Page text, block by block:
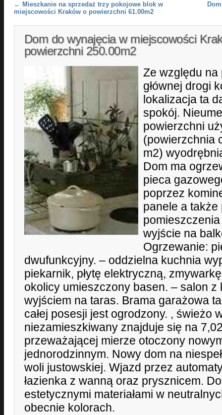
Post navigation
← Mieszkanie na sprzedaż trzy pokojowe blok w
miejscowości Kraków o powierzchni 61.00m2
Dom do wynajęcia w miejscowości
powierzchni 250.00m2
Ze względu na
głównej drogi
lokalizacja ta
spokój.
powierzchni
(powierzchnia
m2)
Dom ma
pieca
poprzez
panele a także
wyjście na
Ogrzewanie:
dwufunkcyjny. – oddzielna kuchnia
piekarnik, płytę elektryczną,
okolicy umieszczony basen. – salon z
wyjściem na taras. Brama garażowa
całej posesji jest ogrodzony. , świeżo
niezamieszkiwany znajduje się na
przeważającej mierze otoczony
jednorodzinnym. Nowy dom na
woli justowskiej. Wjazd przez
łazienka z wanną oraz prysznicem.
estetycznymi materiałami w
obecnie kolorach.